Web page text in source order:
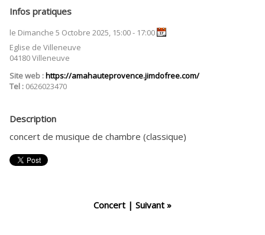
Infos pratiques
le Dimanche 5 Octobre 2025, 15:00 - 17:00
Eglise de Villeneuve
04180 Villeneuve
Site web :https://amahauteprovence.jimdofree.com/
Tel : 0626023470
Description
concert de musique de chambre (classique)
Concert | Suivant »